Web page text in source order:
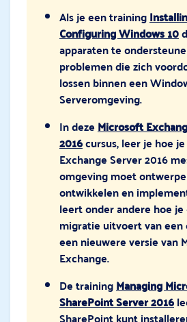
Als je een training
Configuring Windows 10
apparaten te
problemen die zich
lossen binnen een
Serveromgeving.
In dezeMicrosoft
2016cursus, leer je hoe
Exchange Server 2016
omgeving moet
ontwikkelen en
leert onder andere hoe
migratie uitvoert van een
een nieuwere versie van
Exchange.
De trainingManaging
SharePoint Server 2016
SharePoint kunt